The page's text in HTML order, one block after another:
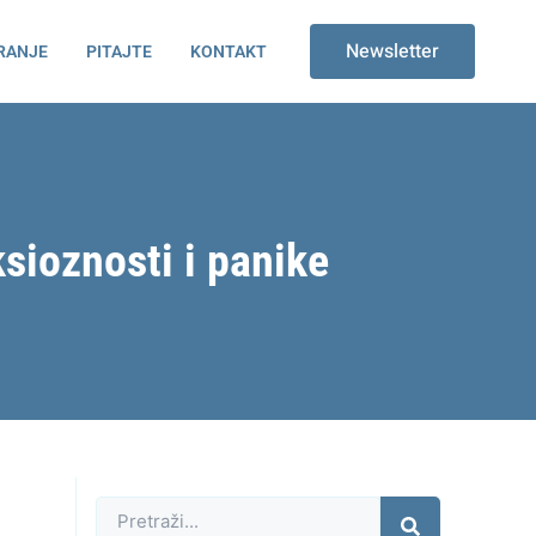
PITAJTE KONTAKT Newsletter
i panike
Претрага